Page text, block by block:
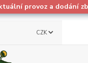
provoz a dodání
CZK